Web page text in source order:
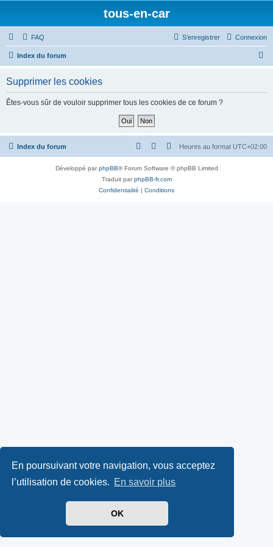
En poursuivant votre navigation, vous acceptez
l’utilisation de cookies. En savoir plus
OK
tous-en-car
FAQ Connexion
S’enregistrer
Index du forum
h
Supprimer les cookies
Êtes-vous sûr de vouloir supprimer tous les cookies de ce forum ?
Index du forum Heures au format UTC+02:00
Développé parphpBB® Forum Software © phpBB Limited
Traduit parphpBB-fr.com
Confidentialité | Conditions